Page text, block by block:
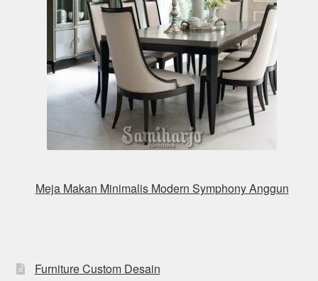
Meja Makan Minimalis Modern Symphony Anggun
Furniture Custom Desain